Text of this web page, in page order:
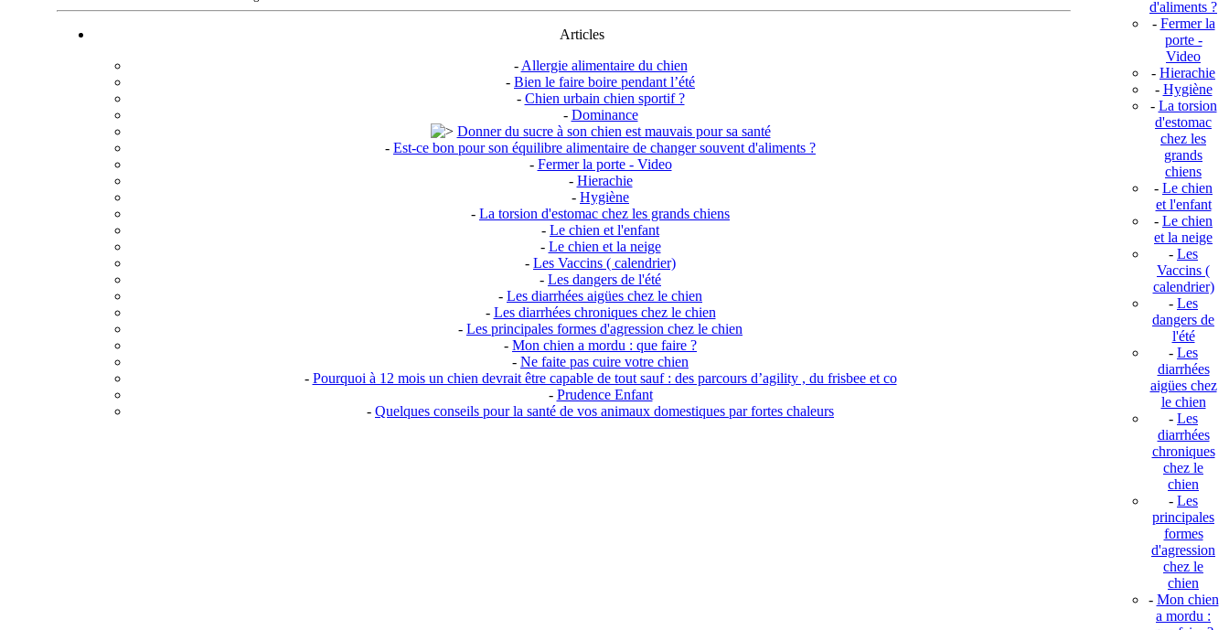
Articles
- Allergie alimentaire du chien
- Bien le faire boire pendant l’été
- Chien urbain chien sportif ?
- Dominance
Donner du sucre à son chien est mauvais pour sa santé
- Est-ce bon pour son équilibre alimentaire de changer souvent d'aliments ?
- Fermer la porte - Video
- Hierachie
- Hygiène
- La torsion d'estomac chez les grands chiens
- Le chien et l'enfant
- Le chien et la neige
- Les Vaccins ( calendrier)
- Les dangers de l'été
- Les diarrhées aigües chez le chien
- Les diarrhées chroniques chez le chien
- Les principales formes d'agression chez le chien
- Mon chien a mordu : que faire ?
- Ne faite pas cuire votre chien
- Pourquoi à 12 mois un chien devrait être capable de tout sauf : des parcours d’agility , du frisbee et co
- Prudence Enfant
- Quelques conseils pour la santé de vos animaux domestiques par fortes chaleurs
d'aliments ?
- Fermer la
porte -
Video
- Hierachie
- Hygiène
- La torsion
d'estomac
chez les
grands
chiens
- Le chien
et l'enfant
- Le chien
et la neige
- Les
Vaccins (
calendrier)
- Les
dangers de
l'été
- Les
diarrhées
aigües chez
le chien
- Les
diarrhées
chroniques
chez le
chien
- Les
principales
formes
d'agression
chez le
chien
- Mon chien
a mordu :